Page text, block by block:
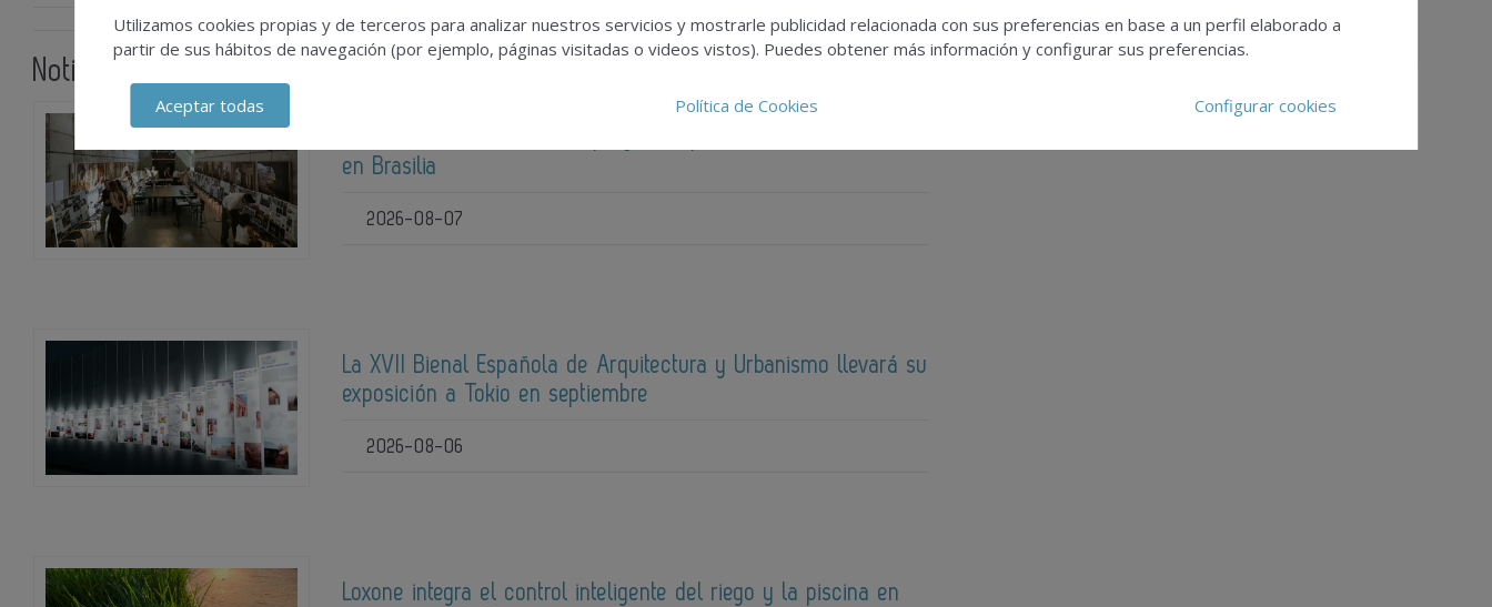
Noticias relacionadas
en Brasilia
2026-08-07
La XVII Bienal Española de Arquitectura y Urbanismo llevará su
exposición a Tokio en septiembre
2026-08-06
Loxone integra el control inteligente del riego y la piscina en
Utilizamos cookies propias y de terceros para analizar nuestros servicios y mostrarle publicidad relacionada con sus preferencias en base a un perfil elaborado a
partir de sus hábitos de navegación (por ejemplo, páginas visitadas o videos vistos). Puedes obtener más información y configurar sus preferencias.
Aceptar todas Política de Cookies Configurar cookies